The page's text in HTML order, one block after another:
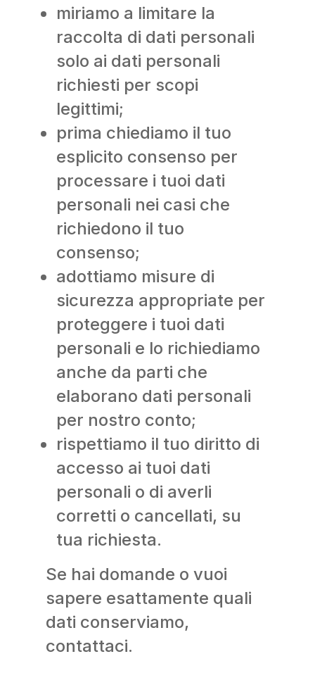
miriamo a limitare la
raccolta di dati personali
solo ai dati personali
richiesti per scopi
legittimi;
prima chiediamo il tuo
esplicito consenso per
processare i tuoi dati
personali nei casi che
richiedono il tuo
consenso;
adottiamo misure di
sicurezza appropriate per
proteggere i tuoi dati
personali e lo richiediamo
anche da parti che
elaborano dati personali
per nostro conto;
rispettiamo il tuo diritto di
accesso ai tuoi dati
personali o di averli
corretti o cancellati, su
tua richiesta.
Se hai domande o vuoi
sapere esattamente quali
dati conserviamo,
contattaci.